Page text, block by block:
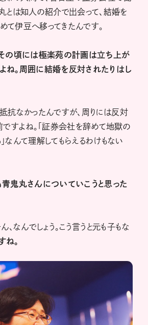
とは知人の紹介で出会って、結婚を
て伊豆へ移ってきたんです。
その頃には極楽苑の計画は立ち上が
ね。周囲に結婚を反対されたりはし
抗なかったんですが、周りには反対
ですよね。「証券会社を辞めて地獄の
なんて理解してもらえるわけもない
鬼丸さんについていこうと思った
、なんでしょう。こう言うと元も子もな
ね。